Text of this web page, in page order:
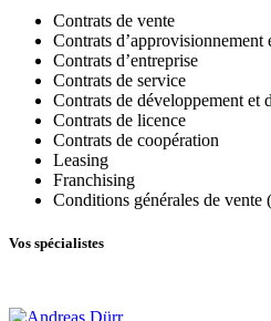
Contrats de vente
Contrats d’approvisionnement
Contrats d’entreprise
Contrats de service
Contrats de développement et
Contrats de licence
Contrats de coopération
Leasing
Franchising
Conditions générales de vente
Vos spécialistes